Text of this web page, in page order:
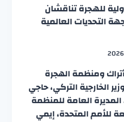
للهجرة تناقشان
التحديات العالمية
ومنظمة الهجرة
الخارجية التركي، حاجي
العامة للمنظمة
للأمم المتحدة، إيمي